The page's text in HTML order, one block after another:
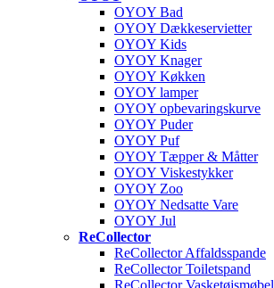
OYOY Bad
OYOY Dækkeservietter
OYOY Kids
OYOY Knager
OYOY Køkken
OYOY lamper
OYOY opbevaringskurve
OYOY Puder
OYOY Puf
OYOY Tæpper & Måtter
OYOY Viskestykker
OYOY Zoo
OYOY Nedsatte Vare
OYOY Jul
ReCollector
ReCollector Affaldsspande
ReCollector Toiletspand
ReCollector Vasketøjsmøbel